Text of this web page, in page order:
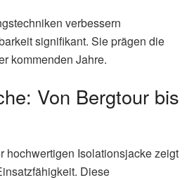
verbessern
signifikant. Sie prägen die
kommenden Jahre.
Von Bergtour bis
hochwertigen Isolationsjacke zeigt
Diese